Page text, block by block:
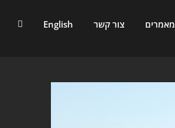
מאמרים צור קשר English